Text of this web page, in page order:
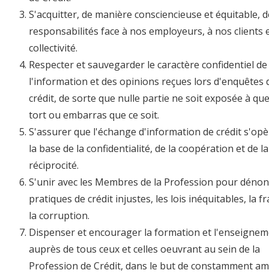
S'acquitter, de manière consciencieuse et équitable,
responsabilités face à nos employeurs, à nos clients
collectivité.
Respecter et sauvegarder le caractère confidentiel de
l'information et des opinions reçues lors d'enquêtes
crédit, de sorte que nulle partie ne soit exposée à
tort ou embarras que ce soit.
S'assurer que l'échange d'information de crédit
la base de la confidentialité, de la coopération et de la
réciprocité.
S'unir avec les Membres de la Profession pour
pratiques de crédit injustes, les lois inéquitables, la
la corruption.
Dispenser et encourager la formation et
auprès de tous ceux et celles oeuvrant au sein de la
Profession de Crédit, dans le but de constamment